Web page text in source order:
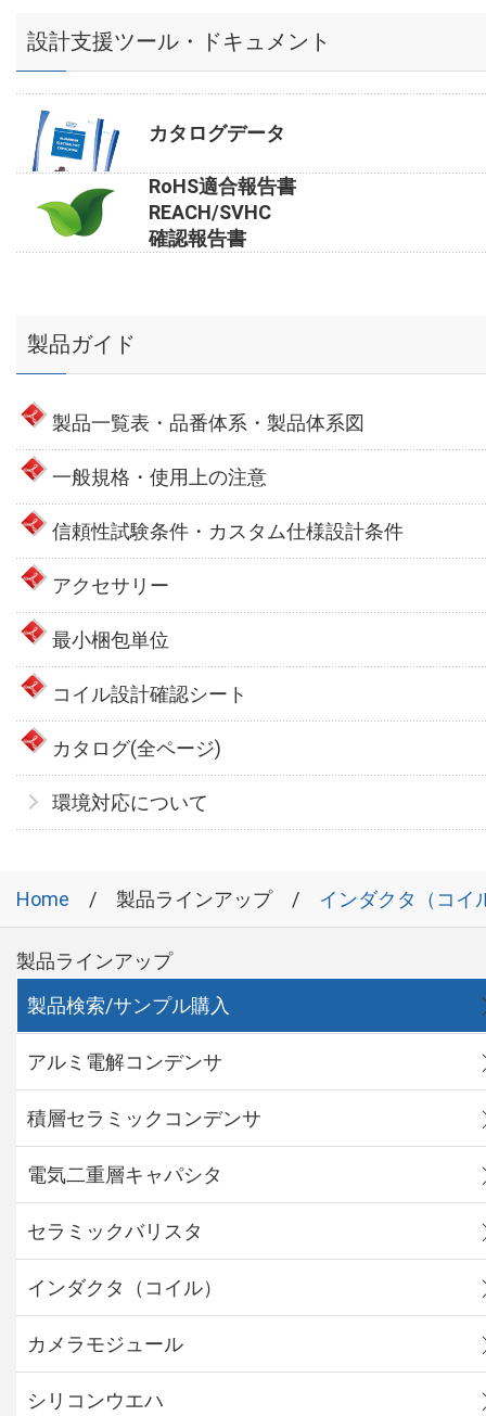
設計支援ツール・ドキュメント
カタログデータ
RoHS適合報告書
REACH/SVHC
確認報告書
製品ガイド
製品一覧表・品番体系・製品体系図
一般規格・使用上の注意
信頼性試験条件・カスタム仕様設計条件
アクセサリー
最小梱包単位
コイル設計確認シート
カタログ(全ページ)
環境対応について
Home 製品ラインアップ インダクタ（コイ
製品ラインアップ
製品検索/サンプル購入
アルミ電解コンデンサ
積層セラミックコンデンサ
電気二重層キャパシタ
セラミックバリスタ
インダクタ（コイル）
カメラモジュール
シリコンウエハ